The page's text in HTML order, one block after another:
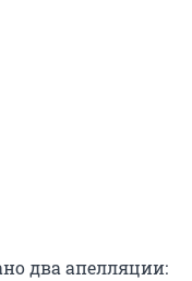
два апелляции: